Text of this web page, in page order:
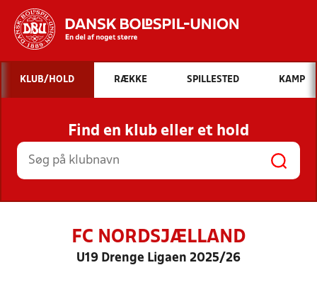
Hvad vil du søge efter?
INDHOLD OG NYHEDER
STILLINGER, RESULTATER, KLUBBER OG
HOLD
KLUB/HOLD RÆKKE SPILLESTED KAMP
Find en klub eller et hold
FC NORDSJÆLLAND
U19 Drenge Ligaen 2025/26